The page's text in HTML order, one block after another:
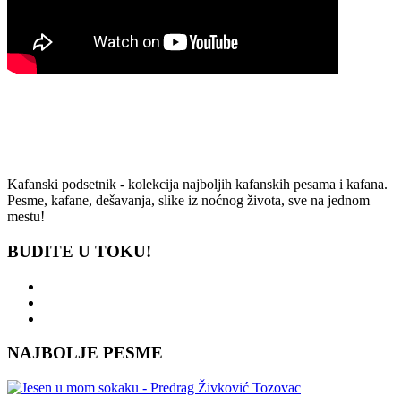
Kafanski podsetnik - kolekcija najboljih kafanskih pesama i kafana.
Pesme, kafane, dešavanja, slike iz noćnog života, sve na jednom
mestu!
BUDITE U TOKU!
NAJBOLJE PESME